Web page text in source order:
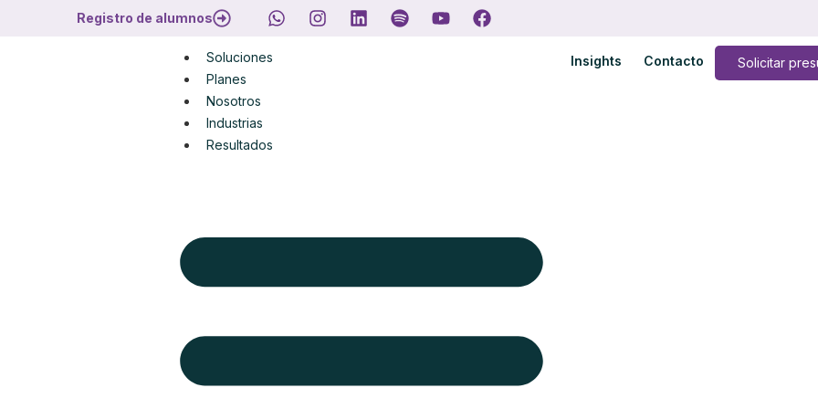
Registro de alumnos
Soluciones
Planes
Nosotros
Industrias
Resultados
Insights Contacto Solicitar